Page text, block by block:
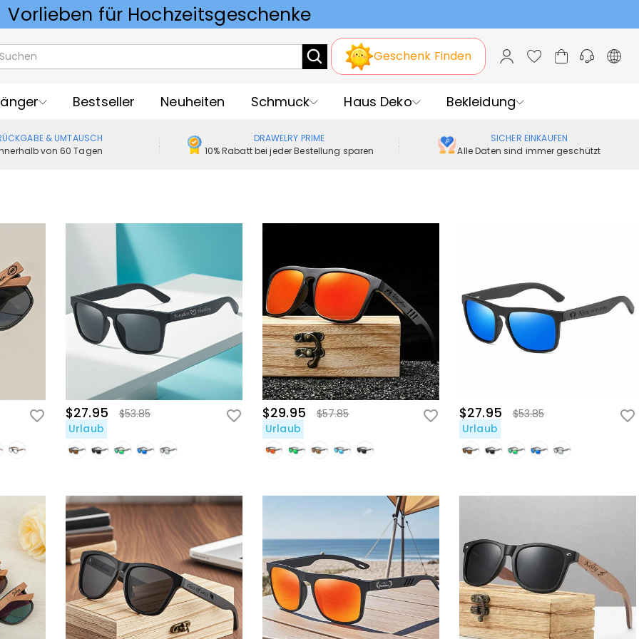
Vorlieben für Hochzeitsgeschenke
Geschenk Finden
Bestseller Neuheiten Schmuck Haus Deko Bekleidung
& UMTAUSCH
von 60 Tagen
DRAWELRY PRIME
10% Rabatt bei jeder Bestellung sparen
SICHER EINKAUFEN
Alle Daten sind immer geschützt
$27.95
$53.85
Urlaub
$29.95
$57.85
Urlaub
$27.95
$53.85
Urlaub